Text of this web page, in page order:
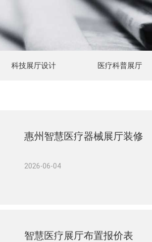
科技展厅设计 医疗科普展厅
惠州智慧医疗器械展厅装修
2026-06-04
智慧医疗展厅布置报价表